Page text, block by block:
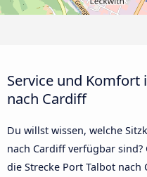
Service und Komfort
nach Cardiff
Du willst wissen, welche
nach Cardiff verfügbar
die Strecke Port Talbot nach